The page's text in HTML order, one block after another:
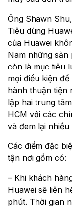
Ông Shawn
Tiêu dùng
của Huawei
Nam những sản
còn là mục tiêu
mọi điều kiện
hành thuận tiện
lập hai trung
HCM với các
và đem lại
Các điểm đặc
tận nơi gồm có:
– Khi khách
Huawei sẽ liên
phút. Thời gian